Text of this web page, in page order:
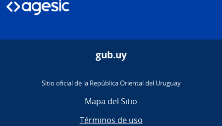
gub.uy
Sitio oficial de la República Oriental del Uruguay
Mapa del Sitio
Términos de uso